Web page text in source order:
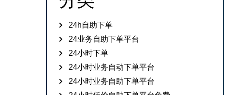
24h自助下单
24业务自助下单平台
24小时下单
24小时业务自动下单平台
24小时业务自助下单平台